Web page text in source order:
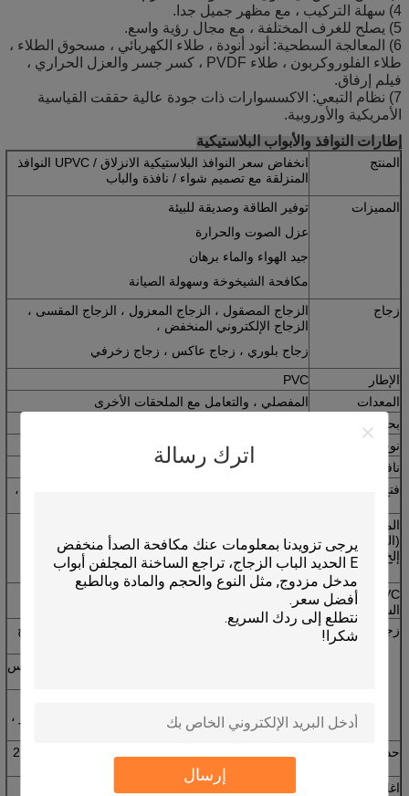
اترك رسالة
إرسال
4) سهلة التركيب ، مع مظهر جميل جدا.
5) يصلح للغرف المختلفة ، مع مجال رؤية واسع.
6) المعالجة السطحية: أنود أنودة ، طلاء الكهربائي ، مسحوق الطلاء ،
طلاء الفلوروكربون ، طلاء PVDF ، كسر جسر والعزل الحراري ،
فيلم إرفاق.
7) نظام التبعي: الاكسسوارات ذات جودة عالية حققت القياسية
الأمريكية والأوروبية.
إطارات النوافذ والأبواب البلاستيكية
المنتج
انخفاض سعر النوافذ البلاستيكية الانزلاق / UPVC النوافذ
المنزلقة مع تصميم شواء / نافذة والباب
المميزات
توفير الطاقة وصديقة للبيئة
عزل الصوت والحرارة
جيد الهواء والماء برهان
مكافحة الشيخوخة وسهولة الصيانة
زجاج
الزجاج المصقول ، الزجاج المعزول ، الزجاج المقسى ،
الزجاج الإلكتروني المنخفض ،
زجاج بلوري ، زجاج عاكس ، زجاج زخرفي
الإطار
PVC
المعدات
المفصلي ، والتعامل مع الملحقات الأخرى
بحجم
نوع
انزلاق ، بابية ، ثابت ، تعليق علوي ، تعليق أسفل ، إلخ.
نافذة الاسلوب
فتح الاسلوب
انزلاق ، بابية ، إمالة دورانية ، انزلاق إمالة ، تعليق واحد ،
المواصفات
(الحجم ، اللون ،
إلخ)
يمكن أن تنتج أيضا.
يمكنك تصميم النوافذ بنفسك.
PVC / UPVC
الشخصي
LG / القوقع / Shide
زجاج
واحدة ، مزدوجة ، ثلاثة أضعاف الزجاج ، الزجاج المزدوج
زجاج منخفض E ، زجاج مقسّى ، زجاج عائم ، زجاج عاكس
الفضاء: 6 ملليمتر ، 9 ملليمتر ، 12 ملليمتر ، 16 ملليمتر ،
الخ
حديد التسليح
1.2 ملليمتر ، 1.5 ملليمتر ، 2.0
اغلاق محكم
شريط ختم مطاطي ، أسود أو رمادي اللون